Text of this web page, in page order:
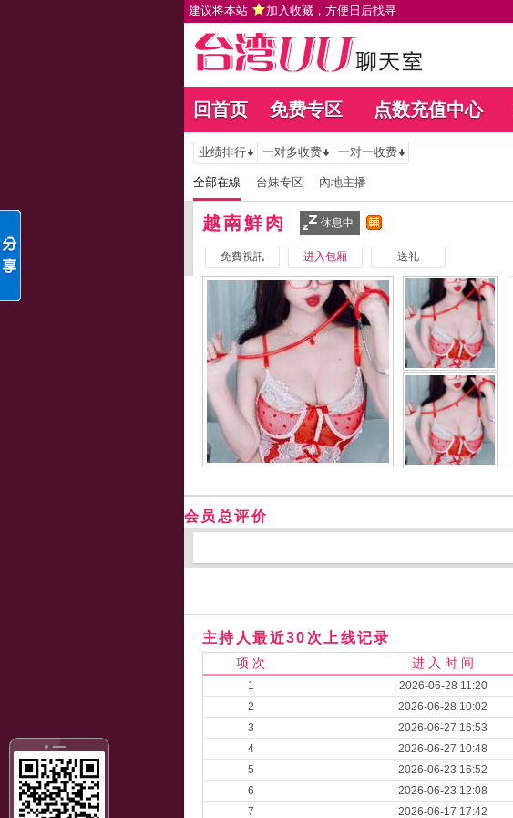
建议将本站 加入收藏 ，方便日后找寻
回首页 免费专区 点数充值中心
业绩排行 一对多收费 一对一收费
全部在線 台妹专区 內地主播
越南鮮肉 休息中
免費視訊 进入包厢 送礼
会员总评价
主持人最近30次上线记录
项 次 进 入 时 间
1 2026-06-28 11:20
2
2026-06-28 10:02
3
2026-06-27 16:53
4
2026-06-27 10:48
5
2026-06-23 16:52
6
2026-06-23 12:08
7
2026-06-17 17:42